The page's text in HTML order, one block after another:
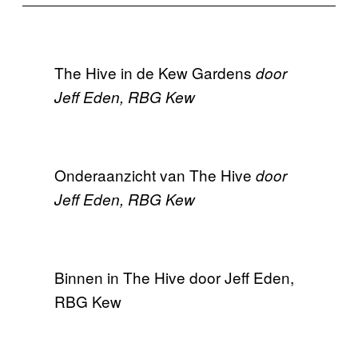
The Hive in de Kew Gardens door
Jeff Eden, RBG Kew
Onderaanzicht van The Hive door
Jeff Eden, RBG Kew
Binnen in The Hive door Jeff Eden,
RBG Kew